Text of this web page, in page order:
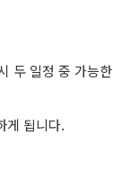
두 일정 중 가능한
게 됩니다.